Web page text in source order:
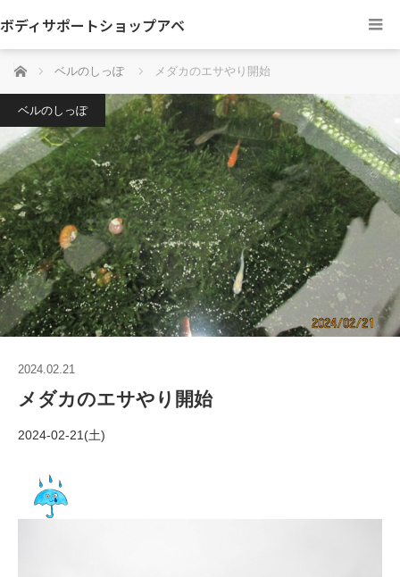
ボディサポートショップアベ
ホーム ベルのしっぽ メダカのエサやり開始
ベルのしっぽ
2024.02.21
メダカのエサやり開始
2024-02-21(土)